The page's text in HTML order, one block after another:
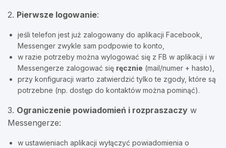
2. Pierwsze logowanie:
jeśli telefon jest już zalogowany do aplikacji Facebook,
Messenger zwykle sam podpowie to konto,
w razie potrzeby można wylogować się z FB w aplikacji i w
Messengerze zalogować się ręcznie (mail/numer + hasło),
przy konfiguracji warto zatwierdzić tylko te zgody, które są
potrzebne (np. dostęp do kontaktów można pominąć).
3. Ograniczenie powiadomień i rozpraszaczy w
Messengerze:
w ustawieniach aplikacji wyłączyć powiadomienia o